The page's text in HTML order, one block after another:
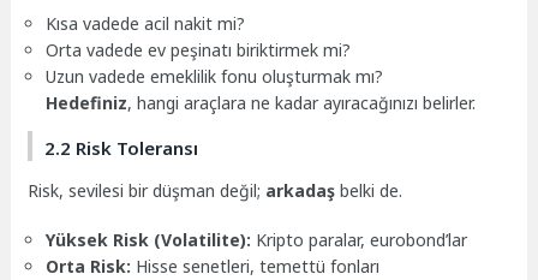
Kısa vadede acil nakit mi?
Orta vadede ev peşinatı biriktirmek mi?
Uzun vadede emeklilik fonu oluşturmak mı?
Hedefiniz, hangi araçlara ne kadar ayıracağınızı belirler.
2.2 Risk Toleransı
Risk, sevilesi bir düşman değil; arkadaş belki de.
Yüksek Risk (Volatilite): Kripto paralar, eurobond’lar
Orta Risk: Hisse senetleri, temettü fonları